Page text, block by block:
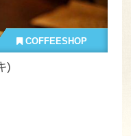
COFFEESHOP
)